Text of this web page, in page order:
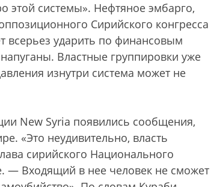
этой системы». Нефтяное эмбарго,
Сирийского конгресса
всерьез ударить по финансовым
Властные группировки уже
изнутри система может не
New Syria появились сообщения,
«Это неудивительно, власть
сирийского Национального
— Входящий в нее человек не сможет